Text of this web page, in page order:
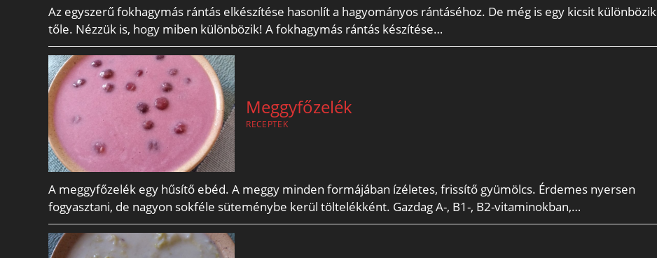
Az egyszerű fokhagymás rántás elkészítése hasonlít a hagyományos rántáséhoz. De még is egy kicsit különbözik
tőle. Nézzük is, hogy miben különbözik! A fokhagymás rántás készítése…
Meggyfőzelék
RECEPTEK
A meggyfőzelék egy hűsítő ebéd. A meggy minden formájában ízéletes, frissítő gyümölcs. Érdemes nyersen
fogyasztani, de nagyon sokféle süteménybe kerül töltelékként. Gazdag A-, B1-, B2-vitaminokban,…